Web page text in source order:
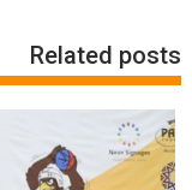
Related posts